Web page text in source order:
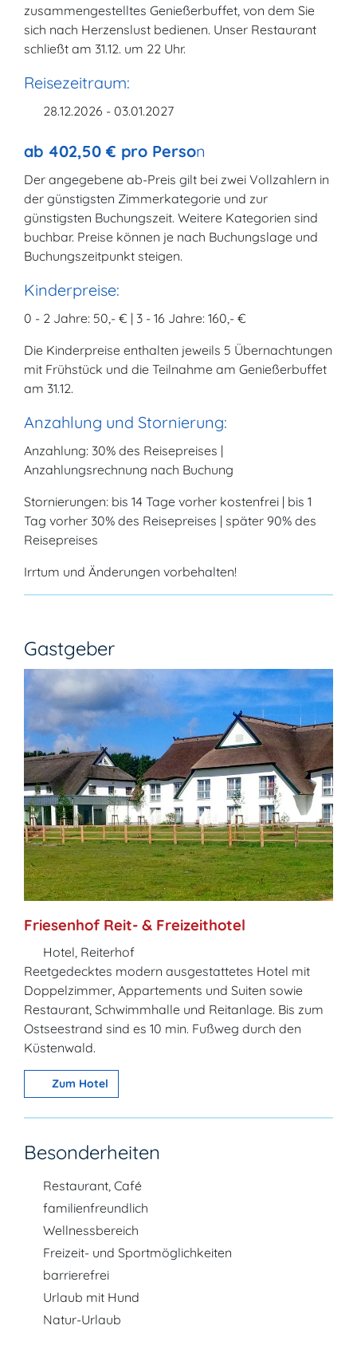
zusammengestelltes Genießerbuffet, von dem Sie
sich nach Herzenslust bedienen. Unser Restaurant
schließt am 31.12. um 22 Uhr.
Reisezeitraum:
28.12.2026 - 03.01.2027
ab 402,50 € pro Person
Der angegebene ab-Preis gilt bei zwei Vollzahlern in
der günstigsten Zimmerkategorie und zur
günstigsten Buchungszeit. Weitere Kategorien sind
buchbar. Preise können je nach Buchungslage und
Buchungszeitpunkt steigen.
Kinderpreise:
0 - 2 Jahre: 50,- € | 3 - 16 Jahre: 160,- €
Die Kinderpreise enthalten jeweils 5 Übernachtungen
mit Frühstück und die Teilnahme am Genießerbuffet
am 31.12.
Anzahlung und Stornierung:
Anzahlung: 30% des Reisepreises |
Anzahlungsrechnung nach Buchung
Stornierungen: bis 14 Tage vorher kostenfrei | bis 1
Tag vorher 30% des Reisepreises | später 90% des
Reisepreises
Irrtum und Änderungen vorbehalten!
Gastgeber
Friesenhof Reit- & Freizeithotel
Hotel, Reiterhof
Reetgedecktes modern ausgestattetes Hotel mit
Doppelzimmer, Appartements und Suiten sowie
Restaurant, Schwimmhalle und Reitanlage. Bis zum
Ostseestrand sind es 10 min. Fußweg durch den
Küstenwald.
Zum Hotel
Besonderheiten
Restaurant, Café
familienfreundlich
Wellnessbereich
Freizeit- und Sportmöglichkeiten
barrierefrei
Urlaub mit Hund
Natur-Urlaub